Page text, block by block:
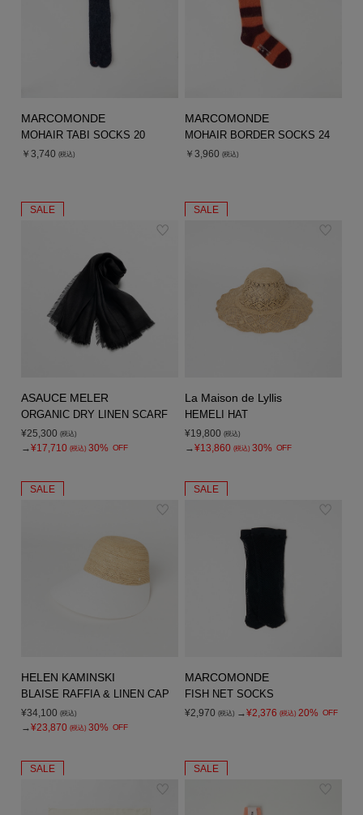
MARCOMONDE
MOHAIR TABI SOCKS 20
￥3,740 (税込)
MARCOMONDE
MOHAIR BORDER SOCKS 24
￥3,960 (税込)
SALE
ASAUCE MELER
ORGANIC DRY LINEN SCARF
¥25,300 (税込)
→¥17,710 (税込) 30% OFF
SALE
La Maison de Lyllis
HEMELI HAT
¥19,800 (税込)
→¥13,860 (税込) 30% OFF
SALE
HELEN KAMINSKI
BLAISE RAFFIA & LINEN CAP
¥34,100 (税込)
→¥23,870 (税込) 30% OFF
SALE
MARCOMONDE
FISH NET SOCKS
¥2,970 (税込) →¥2,376 (税込) 20% OFF
SALE SALE